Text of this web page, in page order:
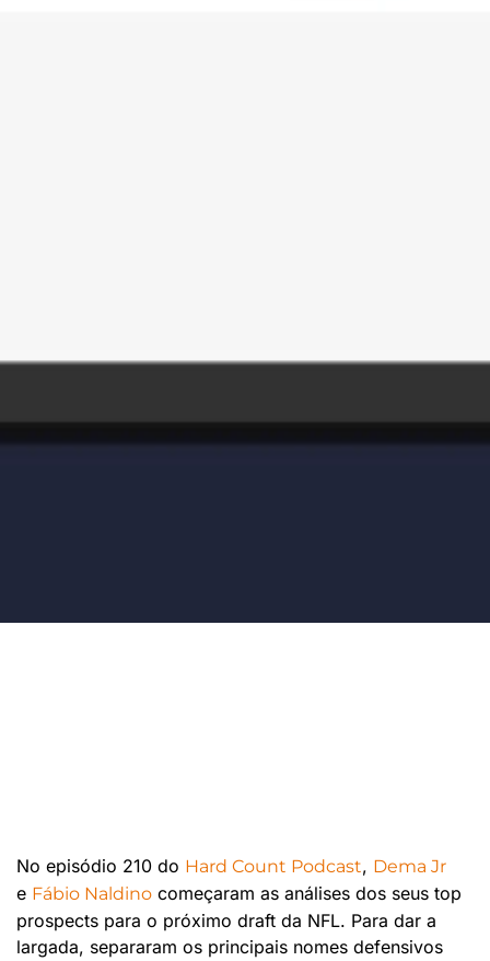
No episódio 210 do ⁠⁠⁠⁠⁠⁠⁠⁠⁠⁠⁠⁠⁠⁠⁠⁠⁠⁠Hard Count Podcast⁠⁠⁠⁠⁠⁠⁠⁠⁠⁠⁠⁠⁠⁠⁠⁠⁠⁠, ⁠⁠⁠⁠⁠⁠⁠⁠⁠⁠⁠⁠⁠⁠⁠⁠⁠⁠Dema Jr⁠⁠⁠⁠⁠⁠ ⁠⁠⁠⁠⁠⁠⁠⁠⁠⁠⁠
e Fábio Naldino⁠⁠⁠⁠⁠⁠⁠⁠⁠⁠⁠⁠⁠⁠ ⁠⁠⁠ começaram as análises dos seus top
prospects para o próximo draft da NFL. Para dar a
largada, separaram os principais nomes defensivos